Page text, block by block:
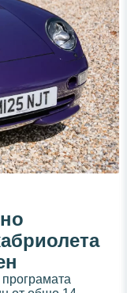
програмата